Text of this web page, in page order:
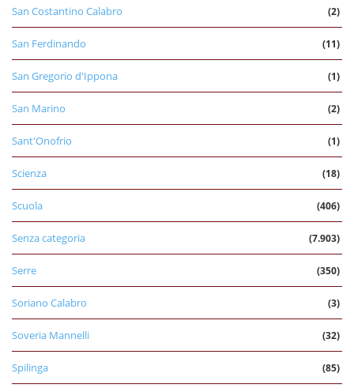
San Costantino Calabro (2)
San Ferdinando (11)
San Gregorio d'Ippona (1)
San Marino (2)
Sant'Onofrio (1)
Scienza (18)
Scuola (406)
Senza categoria (7.903)
Serre (350)
Soriano Calabro (3)
Soveria Mannelli (32)
Spilinga (85)